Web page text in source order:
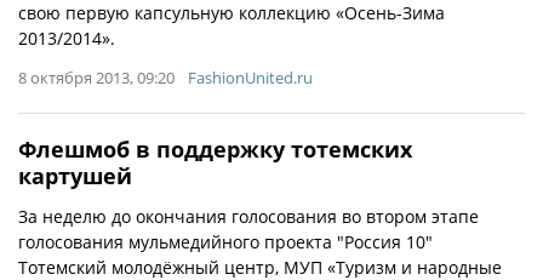
свою первую капсульную коллекцию «Осень-Зима
2013/2014».
8 октября 2013, 09:20 FashionUnited.ru
Флешмоб в поддержку тотемских
картушей
За неделю до окончания голосования во втором этапе
голосования мульмедийного проекта "Россия 10"
Тотемский молодёжный центр, МУП «Туризм и народные